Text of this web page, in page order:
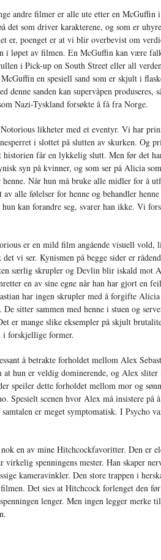
andre filmer er alle ute etter en
det som driver karakterene, og som er
er, poenget er at vi blir overbevist om
i løpet av filmen. En McGuffin kan være
i Pick-up on South Street eller all
en spesiell sand som er skjult i
denne sanden kan supervåpen produseres,
Nazi-Tyskland forsøkte å få fra Norge.
likheter med et eventyr. Vi har
i slottet på slutten av skurken. Og
historien får en lykkelig slutt. Men før det
syn på kvinner, og som ser på Alicia
Når hun må bruke alle midler for å
av alle følelser for henne og behandler
kan forandre seg, svarer han ikke. Vi
er en mild film angående visuell vold,
vi ser. Kynismen på begge sider er
særlig skrupler og Devlin blir iskald mot
en av sine egne når han har gjort en
har ingen skrupler med å forgifte
De sitter sammen med henne i stuen og
er mange slike eksempler på skjult
i forskjellige former.
å betrakte forholdet mellom Alex
hun er veldig dominerende, og Alex sliter
speiler dette forholdet mellom mor og
Spesielt scenen hvor Alex må insistere på
er meget symptomatisk. I Psycho
en av mine Hitchcockfavoritter. Den er
virkelig spenningens mester. Han skaper
kameravinkler. Den store trappen i
Det sies at Hitchcock forlenget den
lenger. Men ingen legger merke